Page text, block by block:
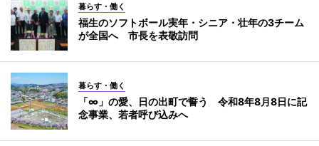
暮らす・働く
福生のソフトボール実年・シニア・壮年の3チーム
が全国へ 市長を表敬訪問
暮らす・働く
「∞」の愛、日の出町で誓う 令和8年8月8日に記
念事業、若者呼び込みへ